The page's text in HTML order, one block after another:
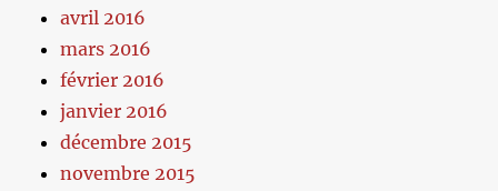
avril 2016
mars 2016
février 2016
janvier 2016
décembre 2015
novembre 2015